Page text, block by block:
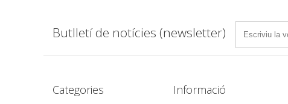
Butlletí de notícies (newsletter)
Categories Informació